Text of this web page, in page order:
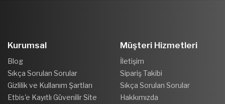
Kurumsal
Blog
Sıkça Sorulan Sorular
Gizlilik ve Kullanım Şartları
Etbis'e Kayıtlı Güvenilir Site
Müşteri Hizmetleri
İletişim
Sipariş Takibi
Sıkça Sorulan Sorular
Hakkımızda